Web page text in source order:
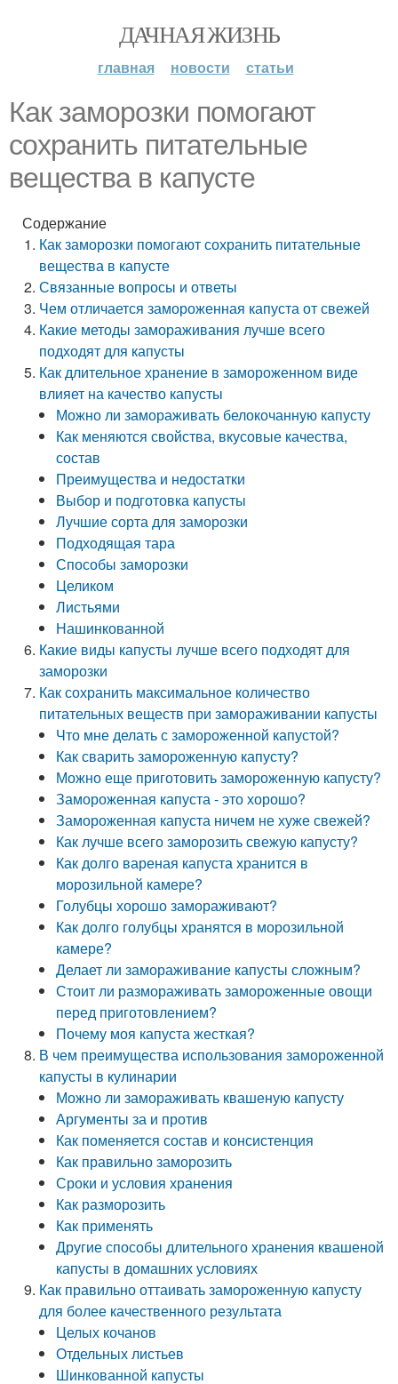
ДАЧНАЯ ЖИЗНЬ
главная новости статьи
Как заморозки помогают
сохранить питательные
вещества в капусте
Содержание
Как заморозки помогают сохранить питательные
вещества в капусте
Связанные вопросы и ответы
Чем отличается замороженная капуста от свежей
Какие методы замораживания лучше всего
подходят для капусты
Как длительное хранение в замороженном виде
влияет на качество капусты
Можно ли замораживать белокочанную капусту
Как меняются свойства, вкусовые качества,
состав
Преимущества и недостатки
Выбор и подготовка капусты
Лучшие сорта для заморозки
Подходящая тара
Способы заморозки
Целиком
Листьями
Нашинкованной
Какие виды капусты лучше всего подходят для
заморозки
Как сохранить максимальное количество
питательных веществ при замораживании капусты
Что мне делать с замороженной капустой?
Как сварить замороженную капусту?
Можно еще приготовить замороженную капусту?
Замороженная капуста - это хорошо?
Замороженная капуста ничем не хуже свежей?
Как лучше всего заморозить свежую капусту?
Как долго вареная капуста хранится в
морозильной камере?
Голубцы хорошо замораживают?
Как долго голубцы хранятся в морозильной
камере?
Делает ли замораживание капусты сложным?
Стоит ли размораживать замороженные овощи
перед приготовлением?
Почему моя капуста жесткая?
В чем преимущества использования замороженной
капусты в кулинарии
Можно ли замораживать квашеную капусту
Аргументы за и против
Как поменяется состав и консистенция
Как правильно заморозить
Сроки и условия хранения
Как разморозить
Как применять
Другие способы длительного хранения квашеной
капусты в домашних условиях
Как правильно оттаивать замороженную капусту
для более качественного результата
Целых кочанов
Отдельных листьев
Шинкованной капусты